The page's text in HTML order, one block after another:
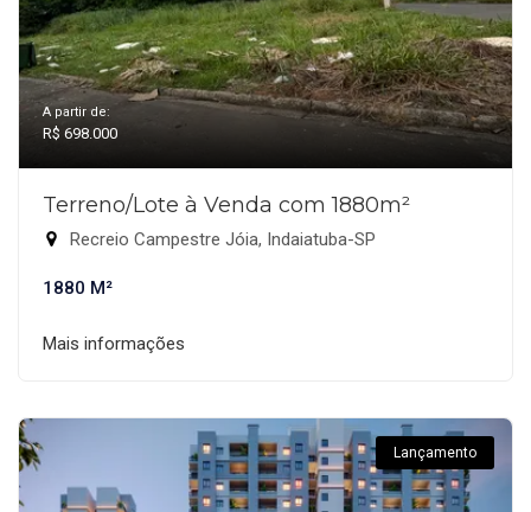
A partir de:
R$ 698.000
Terreno/Lote à Venda com 1880m²
Recreio Campestre Jóia, Indaiatuba-SP
1880 M²
Mais informações
Lançamento